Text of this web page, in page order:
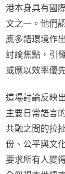
港本身具有國
文之一。他們
應多語環境作
討論焦點，引
或應以效率優
這場討論反映
主要日常語言
共融之間的拉
份、公平與文
要求所有人變